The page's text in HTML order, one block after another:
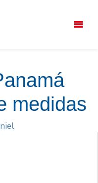
medidas